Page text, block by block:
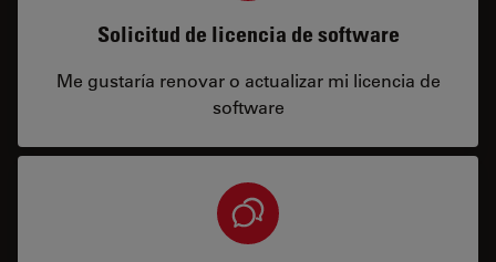
Solicitud de licencia de software
Me gustaría renovar o actualizar mi licencia de
software